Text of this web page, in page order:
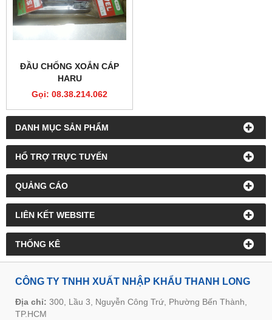
DANH MỤC SẢN PHẨM
HỔ TRỢ TRỰC TUYẾN
QUẢNG CÁO
LIÊN KẾT WEBSITE
THỐNG KÊ
ĐẦU CHỐNG XOẮN CÁP
HARU
Gọi: 08.38.214.062
CÔNG TY TNHH XUẤT NHẬP KHẨU THANH LONG
Địa chỉ: 300, Lầu 3, Nguyễn Công Trứ, Phường Bến Thành,
TP.HCM